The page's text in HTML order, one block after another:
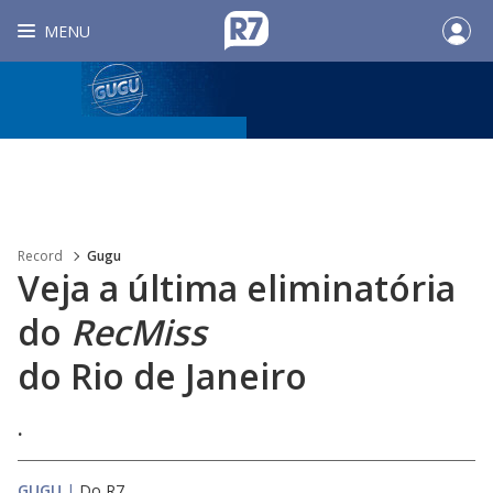
MENU
Record Gugu
Veja a última eliminatória
do RecMiss
do Rio de Janeiro
.